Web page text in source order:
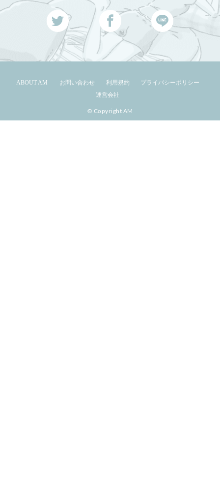
ABOUT AM お問い合わせ 利用規約
プライバシーポリシー
運営会社
© Copyright AM